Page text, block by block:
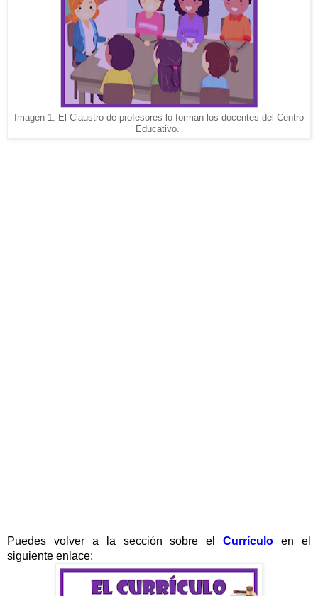
Imagen 1. El Claustro de profesores lo forman los docentes del Centro
Educativo.
Puedes volver a la sección sobre elCurrículo
en el
siguiente enlace: